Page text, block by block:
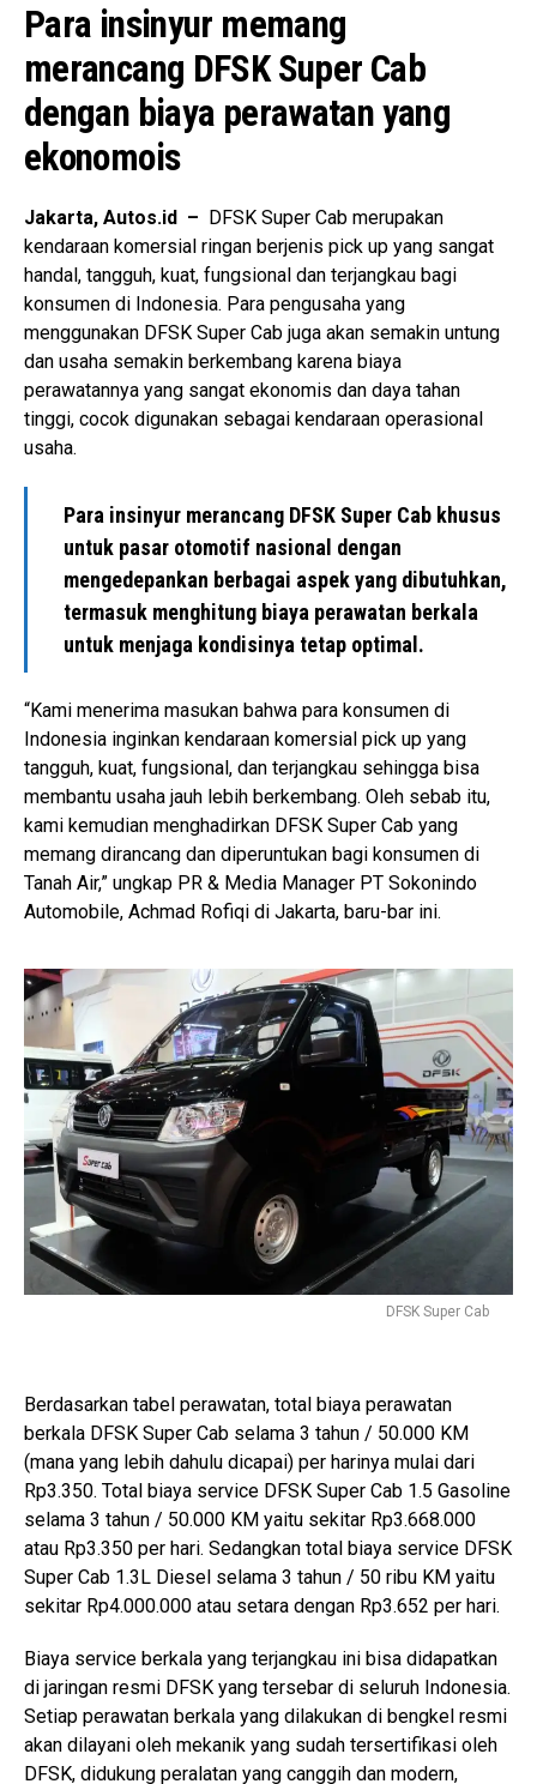
Para insinyur memang
merancang DFSK Super Cab
dengan biaya perawatan yang
ekonomois
Jakarta, Autos.id – DFSK Super Cab merupakan
kendaraan komersial ringan berjenis pick up yang sangat
handal, tangguh, kuat, fungsional dan terjangkau bagi
konsumen di Indonesia. Para pengusaha yang
menggunakan DFSK Super Cab juga akan semakin untung
dan usaha semakin berkembang karena biaya
perawatannya yang sangat ekonomis dan daya tahan
tinggi, cocok digunakan sebagai kendaraan operasional
usaha.
Para insinyur merancang DFSK Super Cab khusus
untuk pasar otomotif nasional dengan
mengedepankan berbagai aspek yang dibutuhkan,
termasuk menghitung biaya perawatan berkala
untuk menjaga kondisinya tetap optimal.
“Kami menerima masukan bahwa para konsumen di
Indonesia inginkan kendaraan komersial pick up yang
tangguh, kuat, fungsional, dan terjangkau sehingga bisa
membantu usaha jauh lebih berkembang. Oleh sebab itu,
kami kemudian menghadirkan DFSK Super Cab yang
memang dirancang dan diperuntukan bagi konsumen di
Tanah Air,” ungkap PR & Media Manager PT Sokonindo
Automobile, Achmad Rofiqi di Jakarta, baru-bar ini.
DFSK Super Cab
Berdasarkan tabel perawatan, total biaya perawatan
berkala DFSK Super Cab selama 3 tahun / 50.000 KM
(mana yang lebih dahulu dicapai) per harinya mulai dari
Rp3.350. Total biaya service DFSK Super Cab 1.5 Gasoline
selama 3 tahun / 50.000 KM yaitu sekitar Rp3.668.000
atau Rp3.350 per hari. Sedangkan total biaya service DFSK
Super Cab 1.3L Diesel selama 3 tahun / 50 ribu KM yaitu
sekitar Rp4.000.000 atau setara dengan Rp3.652 per hari.
Biaya service berkala yang terjangkau ini bisa didapatkan
di jaringan resmi DFSK yang tersebar di seluruh Indonesia.
Setiap perawatan berkala yang dilakukan di bengkel resmi
akan dilayani oleh mekanik yang sudah tersertifikasi oleh
DFSK, didukung peralatan yang canggih dan modern,